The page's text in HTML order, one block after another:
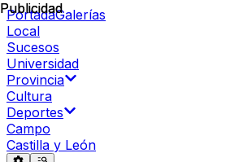
PortadaGalerías
Local
Sucesos
Universidad
Provincia
Cultura
Deportes
Campo
Castilla y León
Publicidad
Publicidad